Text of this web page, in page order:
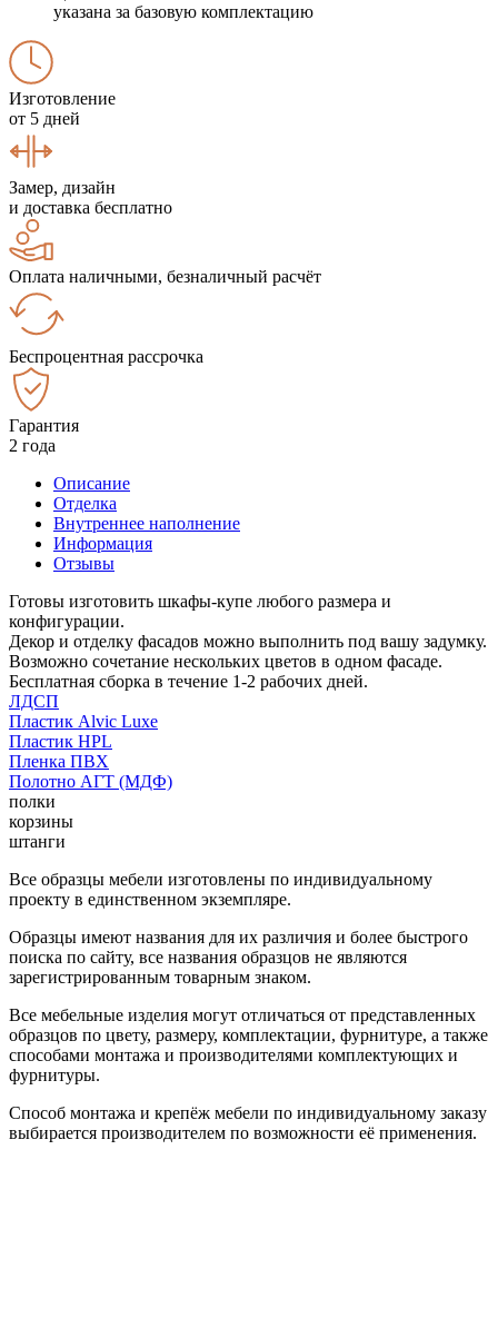
указана за базовую комплектацию
Изготовление
от 5 дней
Замер, дизайн
и доставка бесплатно
Оплата наличными, безналичный расчёт
Беспроцентная рассрочка
Гарантия
2 года
Описание
Отделка
Внутреннее наполнение
Информация
Отзывы
Готовы изготовить шкафы-купе любого размера и
конфигурации.
Декор и отделку фасадов можно выполнить под вашу задумку.
Возможно сочетание нескольких цветов в одном фасаде.
Бесплатная сборка в течение 1-2 рабочих дней.
ЛДСП
Пластик Alvic Luxe
Пластик HPL
Пленка ПВХ
Полотно АГТ (МДФ)
полки
корзины
штанги
Все образцы мебели изготовлены по индивидуальному
проекту в единственном экземпляре.
Образцы имеют названия для их различия и более быстрого
поиска по сайту, все названия образцов не являются
зарегистрированным товарным знаком.
Все мебельные изделия могут отличаться от представленных
образцов по цвету, размеру, комплектации, фурнитуре, а также
способами монтажа и производителями комплектующих и
фурнитуры.
Способ монтажа и крепёж мебели по индивидуальному заказу
выбирается производителем по возможности её применения.